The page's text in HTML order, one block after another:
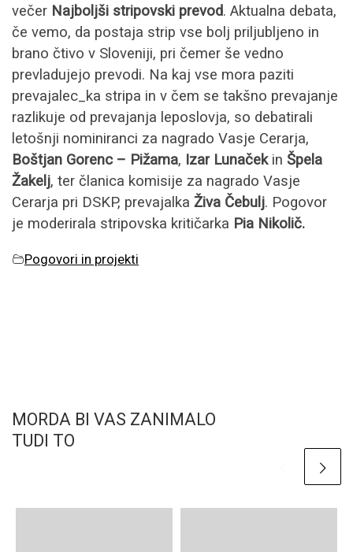
večer Najboljši stripovski prevod. Aktualna debata,
če vemo, da postaja strip vse bolj priljubljeno in
brano čtivo v Sloveniji, pri čemer še vedno
prevladujejo prevodi. Na kaj vse mora paziti
prevajalec_ka stripa in v čem se takšno prevajanje
razlikuje od prevajanja leposlovja, so debatirali
letošnji nominiranci za nagrado Vasje Cerarja,
Boštjan Gorenc – Pižama, Izar Lunaček in Špela
Žakelj, ter članica komisije za nagrado Vasje
Cerarja pri DSKP, prevajalka Živa Čebulj. Pogovor
je moderirala stripovska kritičarka Pia Nikolič.
Pogovori in projekti
MORDA BI VAS ZANIMALO
TUDI TO